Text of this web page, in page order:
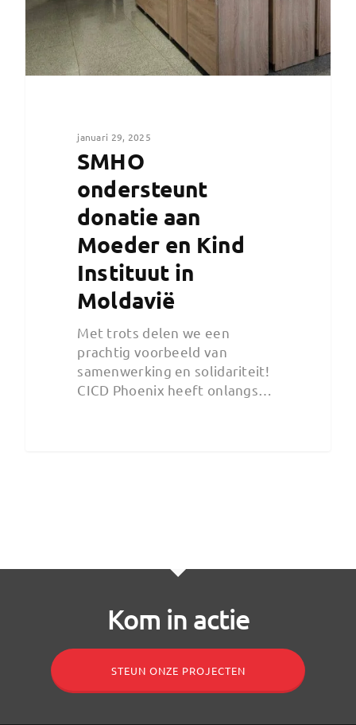
januari 29, 2025
SMHO
ondersteunt
donatie aan
Moeder en Kind
Instituut in
Moldavië
Met trots delen we een
prachtig voorbeeld van
samenwerking en solidariteit!
CICD Phoenix heeft onlangs…
Kom in actie
STEUN ONZE PROJECTEN